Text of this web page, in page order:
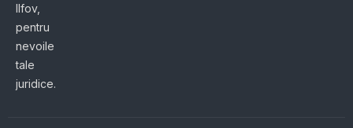
Ilfov,
pentru
nevoile
tale
juridice.